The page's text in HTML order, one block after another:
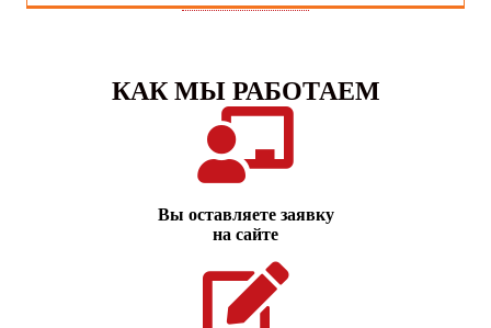
КАК МЫ РАБОТАЕМ
Вы оставляете заявку
на сайте